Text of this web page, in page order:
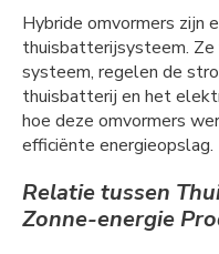
Hybride omvormers zijn
thuisbatterijsysteem. Ze
systeem, regelen de
thuisbatterij en het
hoe deze omvormers
efficiënte energieopslag.
Relatie tussen
Zonne-energie